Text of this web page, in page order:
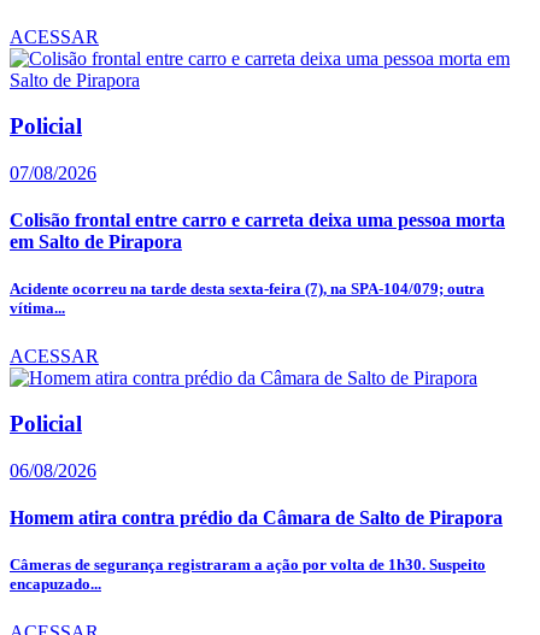
ACESSAR
Policial
07/08/2026
Colisão frontal entre carro e carreta deixa uma pessoa morta
em Salto de Pirapora
Acidente ocorreu na tarde desta sexta-feira (7), na SPA-104/079; outra
vítima...
ACESSAR
Policial
06/08/2026
Homem atira contra prédio da Câmara de Salto de Pirapora
Câmeras de segurança registraram a ação por volta de 1h30. Suspeito
encapuzado...